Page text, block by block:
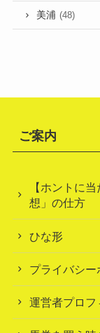
美浦 (48)
ご案内
【ホントに
想」の仕方
ひな形
プライバシー
運営者プロフ